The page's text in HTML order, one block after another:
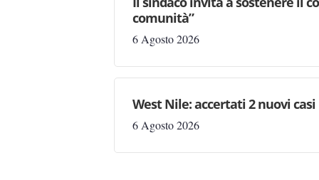
comunità”
6 Agosto 2026
West Nile: accertati 2 nuovi
6 Agosto 2026